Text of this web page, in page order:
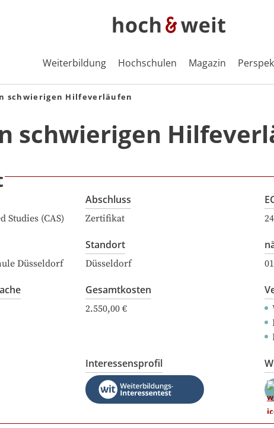
Weiterbildung Hochschulen Magazin
schwierigen Hilfeverläufen
schwierigen
Studies (CAS)
Abschluss
Zertifikat 24
Düsseldorf
Standort
Düsseldorf
Gesamtkosten
2.550,00 €
Interessensprofil